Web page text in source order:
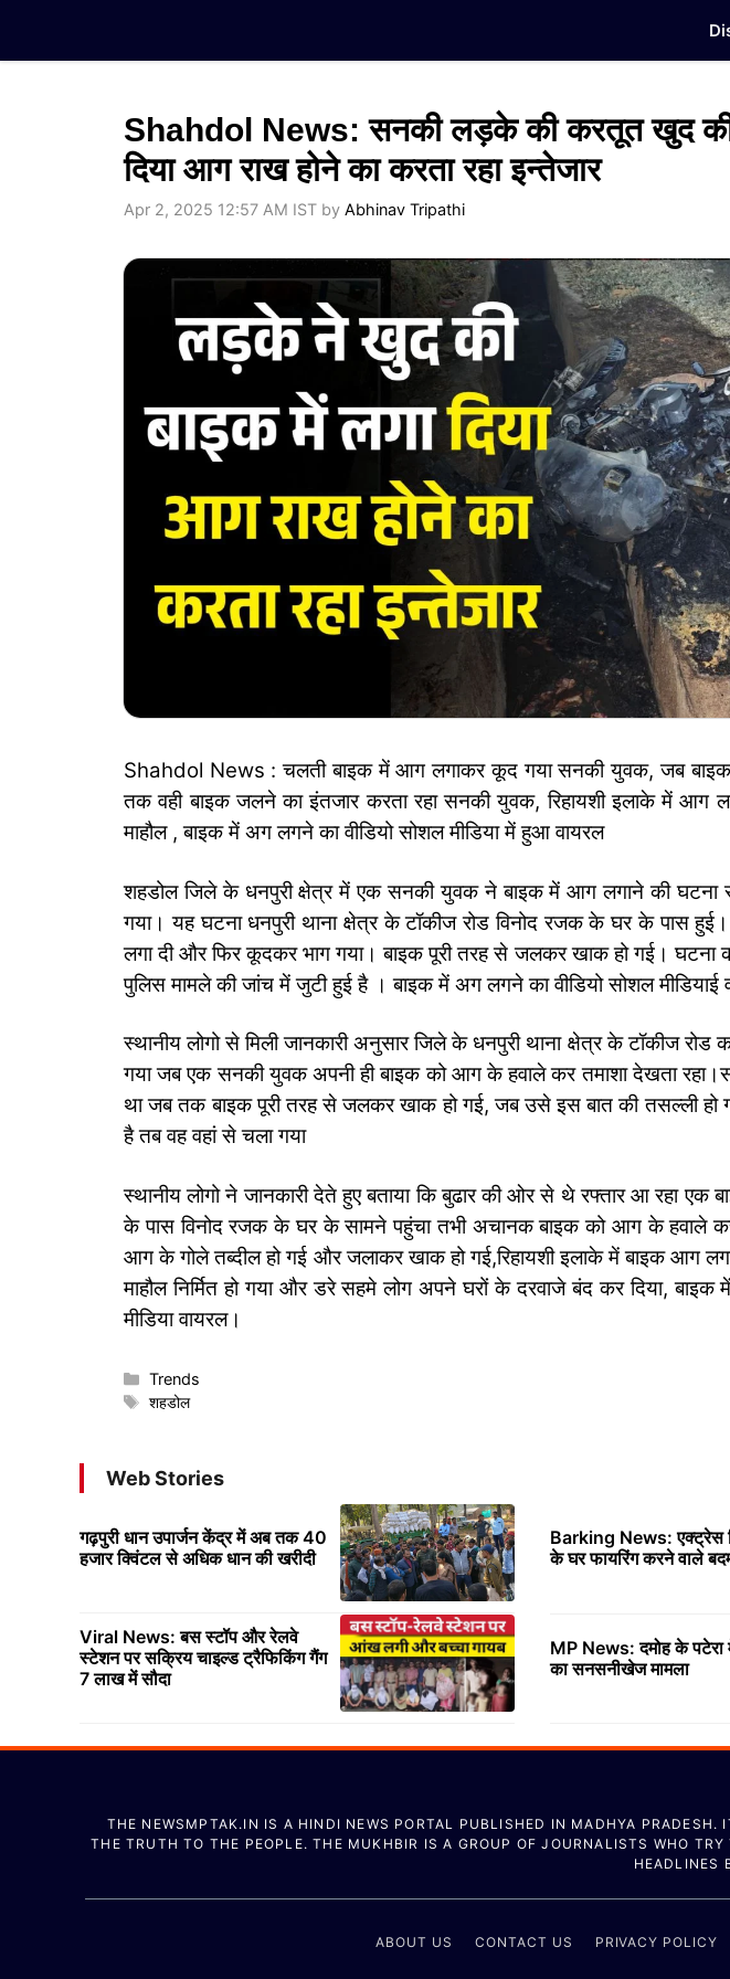
content
Shahdol News: सनकी लड़के की करतूत खुद की
दिया आग राख होने का करता रहा इन्तेजार
Apr 2, 2025 12:57 AM IST by Abhinav Tripathi
Shahdol News : चलती बाइक में आग लगाकर कूद गया सनकी युवक, जब
तक वही बाइक जलने का इंतजार करता रहा सनकी युवक, रिहायशी इलाके में आग
माहौल , बाइक में अग लगने का वीडियो सोशल मीडिया में हुआ वायरल
शहडोल जिले के धनपुरी क्षेत्र में एक सनकी युवक ने बाइक में आग लगाने की घटना
गया। यह घटना धनपुरी थाना क्षेत्र के टॉकीज रोड विनोद रजक के घर के पास
लगा दी और फिर कूदकर भाग गया। बाइक पूरी तरह से जलकर खाक हो गई। घटना
पुलिस मामले की जांच में जुटी हुई है । बाइक में अग लगने का वीडियो सोशल मीडियाई
स्थानीय लोगो से मिली जानकारी अनुसार जिले के धनपुरी थाना क्षेत्र के टॉकीज
गया जब एक सनकी युवक अपनी ही बाइक को आग के हवाले कर तमाशा देखता
था जब तक बाइक पूरी तरह से जलकर खाक हो गई, जब उसे इस बात की तसल्ली हो
है तब वह वहां से चला गया
स्थानीय लोगो ने जानकारी देते हुए बताया कि बुढार की ओर से थे रफ्तार आ रहा एक
के पास विनोद रजक के घर के सामने पहुंचा तभी अचानक बाइक को आग के हवाले
आग के गोले तब्दील हो गई और जलाकर खाक हो गई,रिहायशी इलाके में बाइक आग
माहौल निर्मित हो गया और डरे सहमे लोग अपने घरों के दरवाजे बंद कर दिया,
मीडिया वायरल।
Categories
Trends
Tags
शहडोल
Web Stories
गढ़पुरी धान उपार्जन केंद्र में अब तक 40
हजार क्विंटल से अधिक धान की खरीदी
Barking News: एक्ट्रेस
के घर फायरिंग करने वाले
Viral News: बस स्टॉप और रेलवे
स्टेशन पर सक्रिय चाइल्ड ट्रैफिकिंग गैंग
7 लाख में सौदा
MP News: दमोह के पटेरा
का सनसनीखेज मामला
THE NEWSMPTAK.IN IS A HINDI NEWS PORTAL PUBLISHED IN MADHYA
THE TRUTH TO THE PEOPLE. THE MUKHBIR IS A GROUP OF JOURNALISTS WHO
HEADLINES
ABOUT US CONTACT US PRIVACY POLICY